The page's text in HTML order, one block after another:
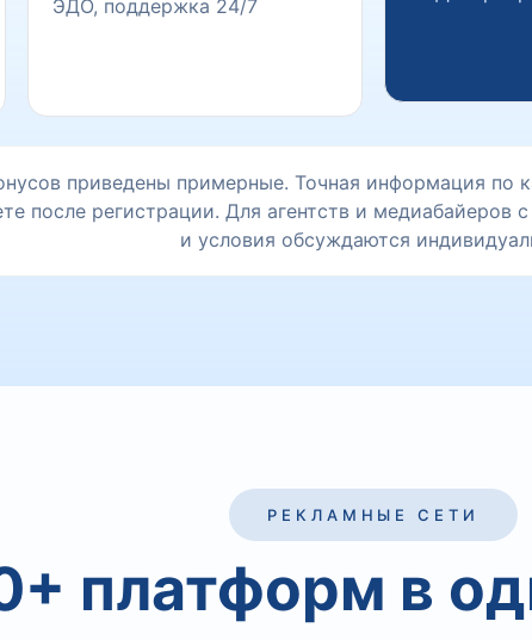
ЭДО, поддержка 24/7
приведены примерные. Точная информация по
после регистрации. Для агентств и
и условия обсуждаются
РЕКЛАМНЫЕ СЕТИ
платформ в